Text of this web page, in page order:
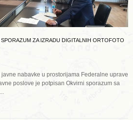
ZA IZRADU DIGITALNIH ORTOFOTO
nabavke u prostorijama Federalne uprave
poslove je potpisan Okvirni sporazum sa